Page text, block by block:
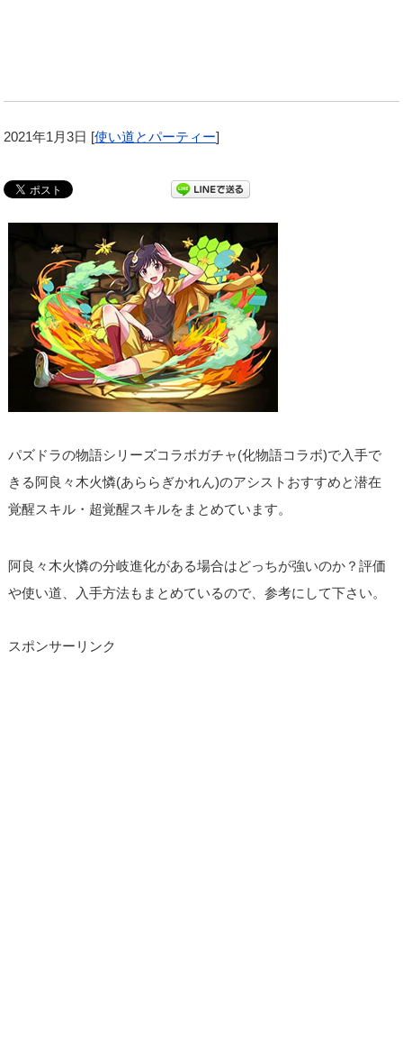
2021年1月3日 [使い道とパーティー]
パズドラの物語シリーズコラボガチャ(化物語コラボ)で入手で
きる阿良々木火憐(あららぎかれん)のアシストおすすめと潜在
覚醒スキル・超覚醒スキルをまとめています。
阿良々木火憐の分岐進化がある場合はどっちが強いのか？評価
や使い道、入手方法もまとめているので、参考にして下さい。
スポンサーリンク